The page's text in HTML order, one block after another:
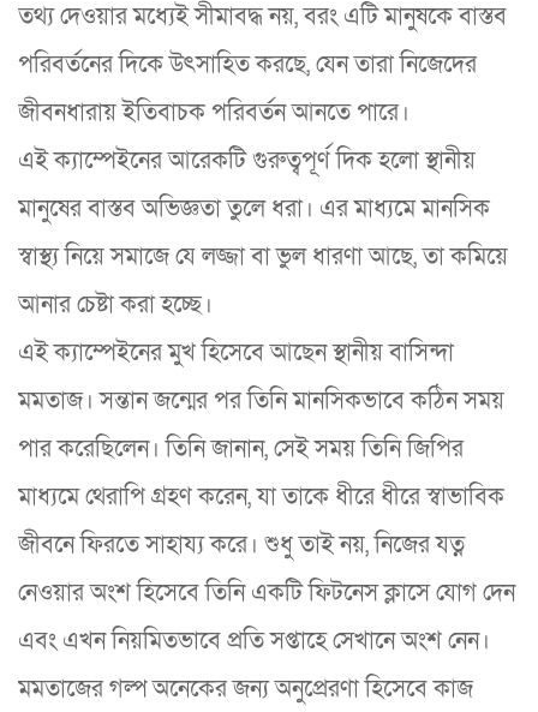
তথ্য দেওয়ার মধ্যেই সীমাবদ্ধ নয়, বরং এটি মানুষকে বাস্তব
পরিবর্তনের দিকে উৎসাহিত করছে, যেন তারা নিজেদের
জীবনধারায় ইতিবাচক পরিবর্তন আনতে পারে।
এই ক্যাম্পেইনের আরেকটি গুরুত্বপূর্ণ দিক হলো স্থানীয়
মানুষের বাস্তব অভিজ্ঞতা তুলে ধরা। এর মাধ্যমে মানসিক
স্বাস্থ্য নিয়ে সমাজে যে লজ্জা বা ভুল ধারণা আছে, তা কমিয়ে
আনার চেষ্টা করা হচ্ছে।
এই ক্যাম্পেইনের মুখ হিসেবে আছেন স্থানীয় বাসিন্দা
মমতাজ। সন্তান জন্মের পর তিনি মানসিকভাবে কঠিন সময়
পার করেছিলেন। তিনি জানান, সেই সময় তিনি জিপির
মাধ্যমে থেরাপি গ্রহণ করেন, যা তাকে ধীরে ধীরে স্বাভাবিক
জীবনে ফিরতে সাহায্য করে। শুধু তাই নয়, নিজের যত্ন
নেওয়ার অংশ হিসেবে তিনি একটি ফিটনেস ক্লাসে যোগ দেন
এবং এখন নিয়মিতভাবে প্রতি সপ্তাহে সেখানে অংশ নেন।
মমতাজের গল্প অনেকের জন্য অনুপ্রেরণা হিসেবে কাজ